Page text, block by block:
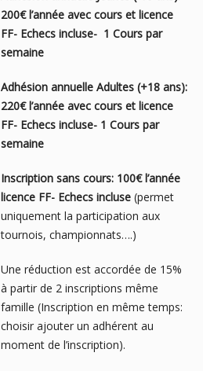
200€ l’année avec cours et licence
FF- Echecs incluse- 1 Cours par
semaine
Adhésion annuelle Adultes (+18 ans):
220€ l’année avec cours et licence
FF- Echecs incluse- 1 Cours par
semaine
Inscription sans cours: 100€ l’année
licence FF- Echecs incluse (permet
uniquement la participation aux
tournois, championnats….)
Une réduction est accordée de 15%
à partir de 2 inscriptions même
famille (Inscription en même temps:
choisir ajouter un adhérent au
moment de l’inscription).